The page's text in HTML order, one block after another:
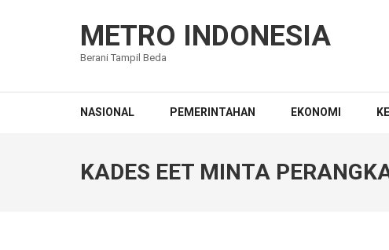
METRO INDONESIA
Berani Tampil Beda
NASIONAL PEMERINTAHAN EKONOMI
KADES EET MINTA